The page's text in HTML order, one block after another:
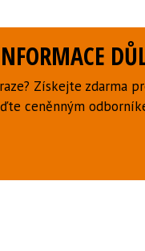
Získejte zdarma
ceněnným